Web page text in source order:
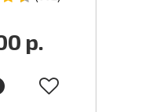
р.